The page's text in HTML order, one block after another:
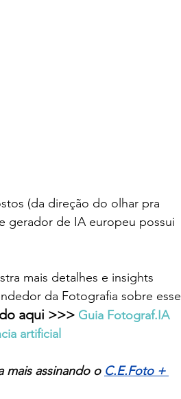
(da direção do olhar pra
gerador de IA europeu possui
mais detalhes e insights
da Fotografia sobre esse
aqui >>> Guia Fotograf.IA
artificial
mais assinando o C.E.Foto +